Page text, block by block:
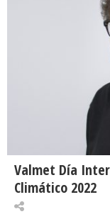
Valmet Día
Climático 2022